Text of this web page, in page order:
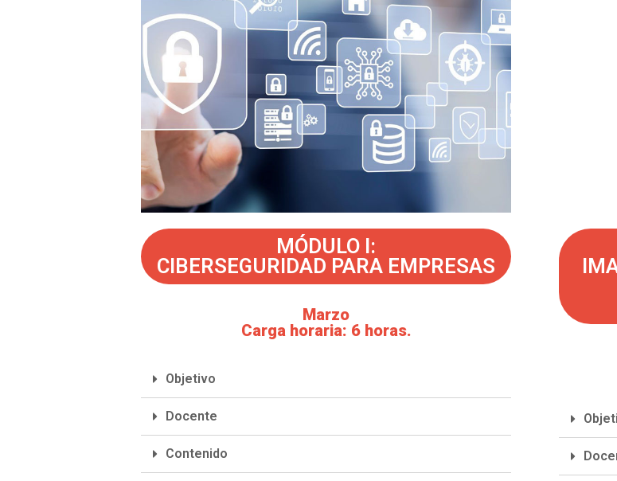
MÓDULO I:
CIBERSEGURIDAD PARA EMPRESAS
Marzo
Carga horaria: 6 horas.
Objetivo
Docente
Contenido